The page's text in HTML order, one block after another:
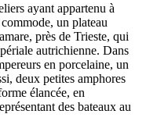
ayant appartenu à
un plateau
, près de Trieste, qui
autrichienne. Dans
en porcelaine, un
deux petites amphores
élancée, en
des bateaux au